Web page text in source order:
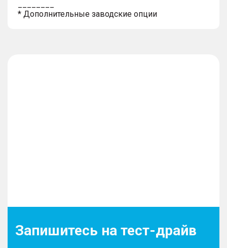
* Дополнительные заводские опции
Запишитесь на тест-драйв